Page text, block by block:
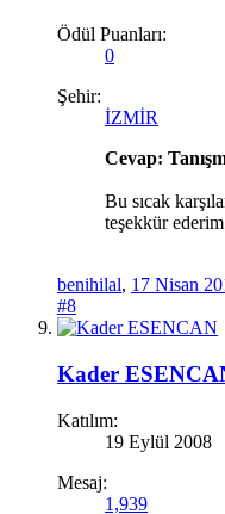
Ödül Puanları:
0
Şehir:
İZMİR
Cevap:
Bu sıcak
teşekkür
benihilal, 17 Nisan
#8
Kader
Katılım:
19 Eylül 2008
Mesaj:
1,939